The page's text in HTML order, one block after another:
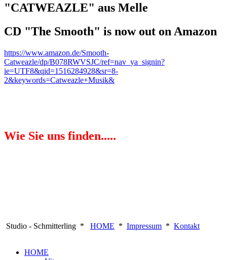
"CATWEAZLE" aus Melle
CD "The Smooth" is now out on Amazon
https://www.amazon.de/Smooth-
Catweazle/dp/B078RWVSJC/ref=nav_ya_signin?
ie=UTF8&qid=1516284928&sr=8-
2&keywords=Catweazle+Musik&
Wie Sie uns finden.....
Studio - Schmitterling * HOME * Impressum * Kontakt
HOME